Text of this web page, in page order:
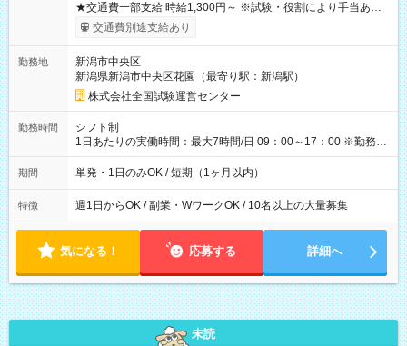
★交通費一部支給 時給1,300円～ ※試験・役割により手当あり
※勤務回数により昇給あり 【即給（前払い）オプションあ
り！】 希望される場合、勤務から1週間ほどで給与の一部を受け
例】 ・河合塾模擬試験 8:30～17:30（休憩1時間） 時給1,300円
×8時間＝日収10,400円＋交通費 ※当日の役割により時給＋100
円の場合あり ・国家試験 7:00～13:30（休憩なし） 時給1,300
円（役割手当＋100円）×6時間＝日収8,400円＋交通費 【試用期
間】試用期間なし
交通費別途支給あり
勤務地
新潟市中央区
新潟県新潟市中央区花園（最寄り駅：新潟駅）
株式会社全国試験運営センター
勤務時間
シフト制
1日あたりの実働時間：最大7時間/日 09：00～17：00 ※勤務時
間は 試験により異なります。
期間 単発・1日のみOK / 短期（1ヶ月以内）
特徴 週1日からOK / 副業・WワークOK / 10名以上の大量募集
気になる！ 応募する 詳細へ
未読